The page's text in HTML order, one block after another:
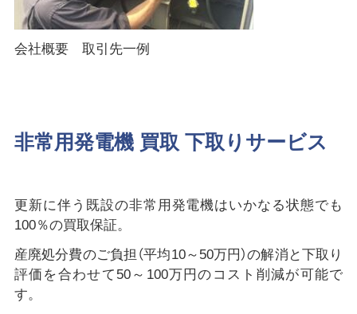
会社概要 取引先一例
非常用発電機 買取 下取りサービス
更新に伴う既設の非常用発電機はいかなる状態でも
100％の買取保証。
産廃処分費のご負担（平均10～50万円）の解消と下取り
評価を合わせて50～100万円のコスト削減が可能で
す。